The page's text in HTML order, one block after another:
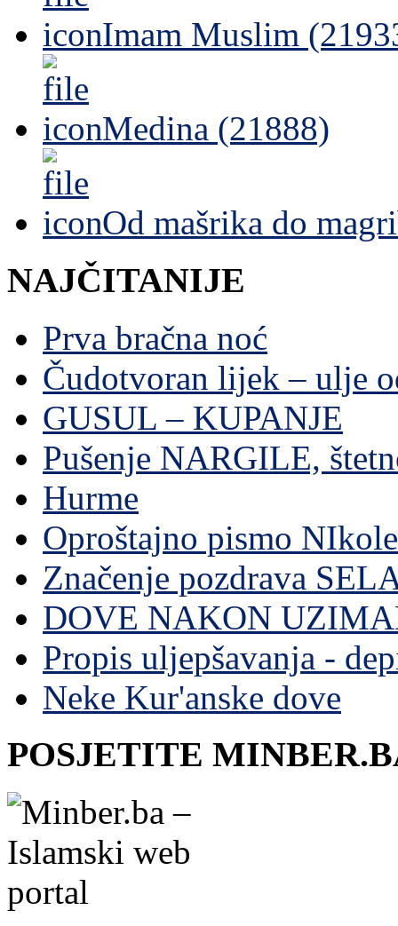
Imam Muslim
Medina (21888)
Od mašrika do
NAJČITANIJE
Prva bračna noć
Čudotvoran lijek – ulje
GUSUL – KUPANJE
Pušenje NARGILE,
Hurme
Oproštajno pismo
Značenje pozdrava
DOVE NAKON
Propis uljepšavanja -
Neke Kur'anske dove
POSJETITE